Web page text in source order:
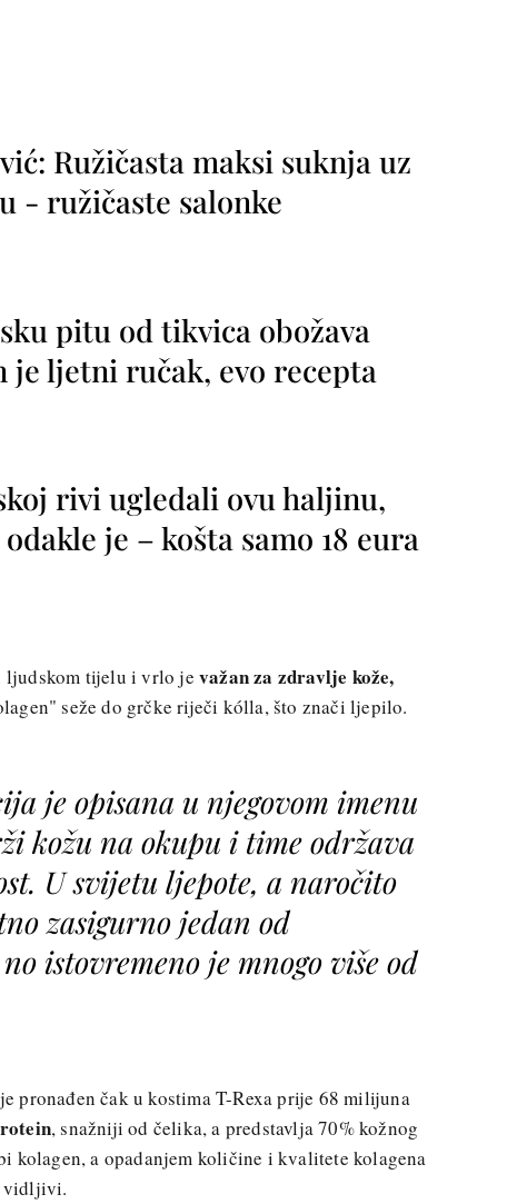
Ružičasta maksi suknja uz
- ružičaste salonke
pitu od tikvica obožava
je ljetni ručak, evo recepta
rivi ugledali ovu haljinu,
je – košta samo 18 eura
ljudskom tijelu i vrlo je važan za zdravlje kože,
seže do grčke riječi kólla, što znači ljepilo.
je opisana u njegovom imenu
kožu na okupu i time održava
U svijetu ljepote, a naročito
zasigurno jedan od
istovremeno je mnogo više od
je pronađen čak u kostima T-Rexa prije 68 milijuna
, snažniji od čelika, a predstavlja 70% kožnog
kolagen, a opadanjem količine i kvalitete kolagena
vidljivi.